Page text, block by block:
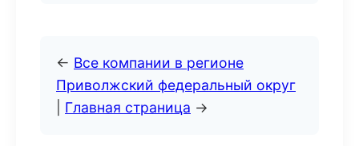
← Все компании в регионе
Приволжский федеральный округ
Главная страница →